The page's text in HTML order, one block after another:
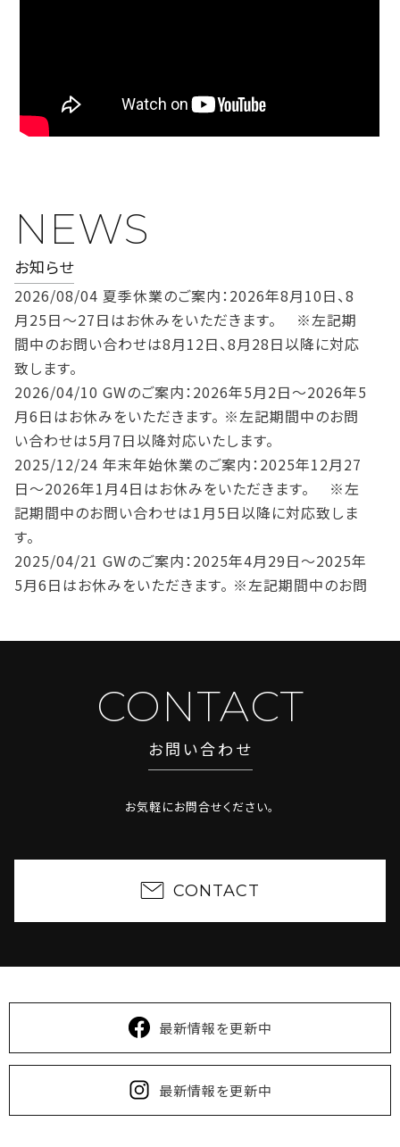
NEWS
お知らせ
2026/08/04 夏季休業のご案内：2026年8月10日、8
月25日～27日はお休みをいただきます。 ※左記期
間中のお問い合わせは8月12日、8月28日以降に対応
致します。
2026/04/10 GWのご案内：2026年5月2日～2026年5
月6日はお休みをいただきます。 ※左記期間中のお問
い合わせは5月7日以降対応いたします。
2025/12/24 年末年始休業のご案内：2025年12月27
日～2026年1月4日はお休みをいただきます。 ※左
記期間中のお問い合わせは1月5日以降に対応致しま
す。
2025/04/21 GWのご案内：2025年4月29日～2025年
5月6日はお休みをいただきます。 ※左記期間中のお問
ついにF区画とSS区画に空き予定出まし
時点で満室となっている可能性もございますのでご了
【終了しました】大規模カンファレンス開
【終了しました】イベント開催のお知らせ
（12/12）
15日はお休みをいただきます。 ※左記期間中のお問
ECサイトオープンのお知らせ： 2024年4
月30日より、沖縄県産観葉植物を販売する 「O2
Garage Farm」ECサイトがオープンします。
https://twothecore.tokyo/greendesign/item/
CONTACT
お問い合わせ
お気軽にお問合せください。
CONTACT
最新情報を更新中
最新情報を更新中